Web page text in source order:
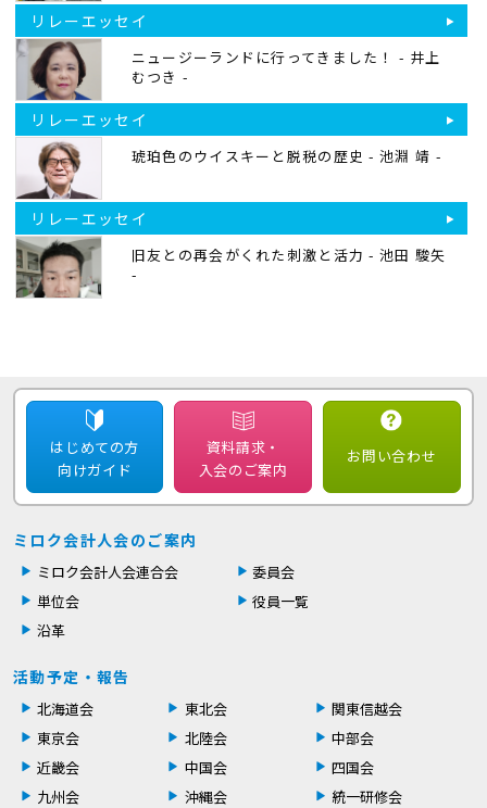
リレーエッセイ
ニュージーランドに行ってきました！ - 井上
むつき -
リレーエッセイ
琥珀色のウイスキーと脱税の歴史 - 池淵 靖 -
リレーエッセイ
旧友との再会がくれた刺激と活力 - 池田 駿矢
-
はじめての方
向けガイド
資料請求・
入会のご案内
お問い合わせ
ミロク会計人会のご案内
ミロク会計人会連合会
委員会
単位会
役員一覧
沿革
活動予定・報告
北海道会 東北会
関東信越会
東京会
北陸会
中部会
近畿会
中国会
四国会
九州会
沖縄会 統一研修会